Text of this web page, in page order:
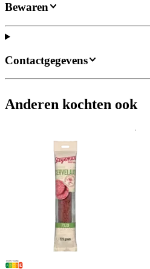
Bewaren
Contactgegevens
Anderen kochten ook